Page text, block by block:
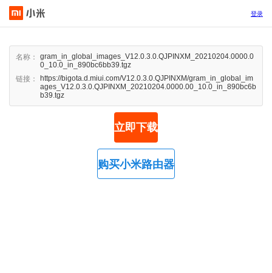
登录
名称：
gram_in_global_images_V12.0.3.0.QJPINXM_20210204.0000.0
0_10.0_in_890bc6bb39.tgz
链接：
https://bigota.d.miui.com/V12.0.3.0.QJPINXM/gram_in_global_im
ages_V12.0.3.0.QJPINXM_20210204.0000.00_10.0_in_890bc6b
b39.tgz
立即下载
购买小米路由器